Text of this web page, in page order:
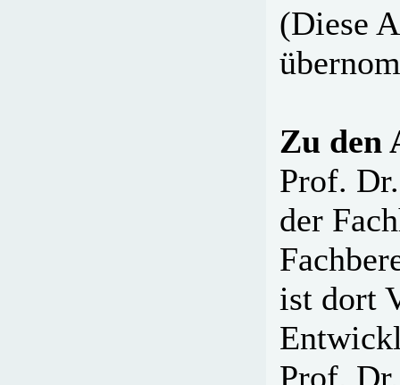
(Diese
Zu den
Prof.
der
ist dort
Prof.